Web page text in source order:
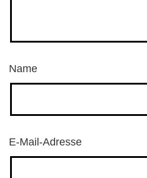
Name
E-Mail-Adresse